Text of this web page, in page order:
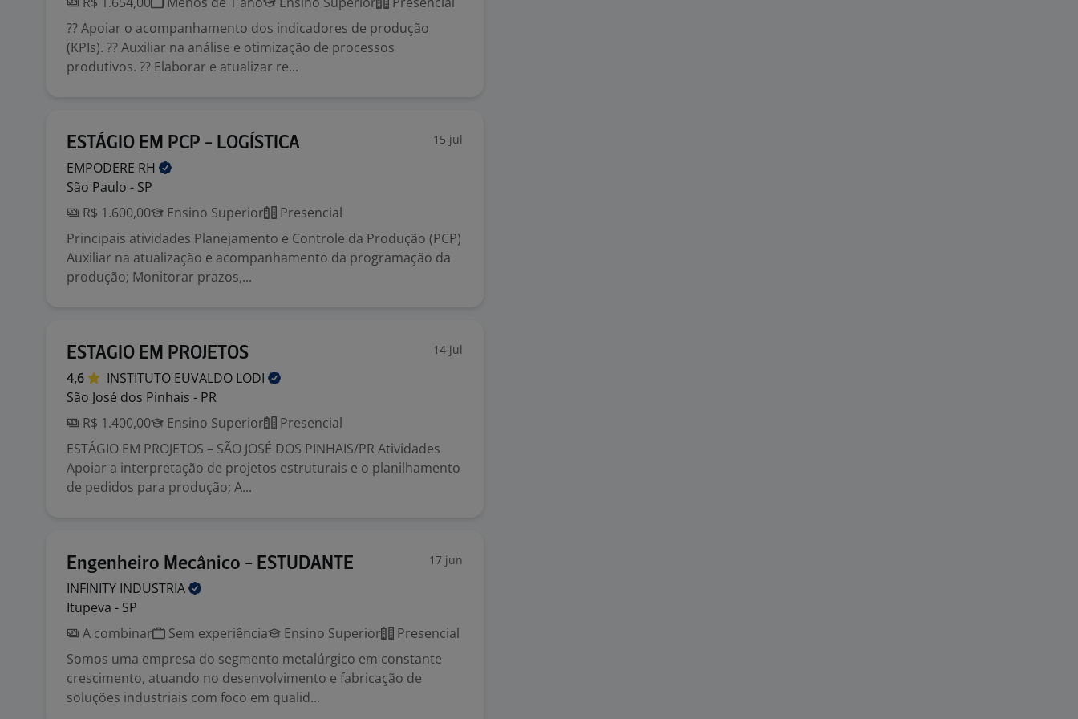
?? Apoiar o acompanhamento dos indicadores de produção
(KPIs). ?? Auxiliar na análise e otimização de processos
produtivos. ?? Elaborar e atualizar re...
ESTÁGIO EM PCP - LOGÍSTICA 15 jul
EMPODERE RH
São Paulo - SP
R$ 1.600,00
Ensino Superior
Presencial
Principais atividades Planejamento e Controle da Produção (PCP)
Auxiliar na atualização e acompanhamento da programação da
produção; Monitorar prazos,...
ESTAGIO EM PROJETOS 14 jul
4,6 INSTITUTO EUVALDO LODI
São José dos Pinhais - PR
R$ 1.400,00
Ensino Superior
Presencial
ESTÁGIO EM PROJETOS – SÃO JOSÉ DOS PINHAIS/PR Atividades
Apoiar a interpretação de projetos estruturais e o planilhamento
de pedidos para produção; A...
Engenheiro Mecânico - ESTUDANTE 17 jun
INFINITY INDUSTRIA
Itupeva - SP
A combinar
Sem experiência Ensino Superior
Presencial
Somos uma empresa do segmento metalúrgico em constante
crescimento, atuando no desenvolvimento e fabricação de
soluções industriais com foco em qualid...